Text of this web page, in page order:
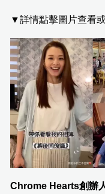
▼詳情點擊圖片查看
Chrome Hearts創辦